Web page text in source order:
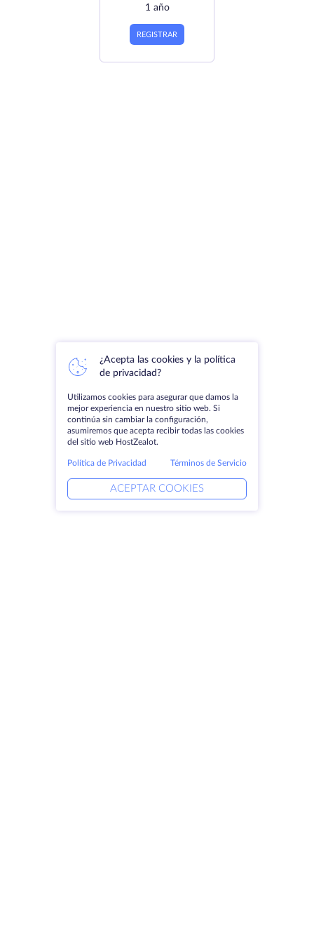
1 año
REGISTRAR
¿Acepta las cookies y la política
de privacidad?
Utilizamos cookies para asegurar que damos la
mejor experiencia en nuestro sitio web. Si
continúa sin cambiar la configuración,
asumiremos que acepta recibir todas las cookies
del sitio web HostZealot.
Política de Privacidad Términos de Servicio
ACEPTAR COOKIES